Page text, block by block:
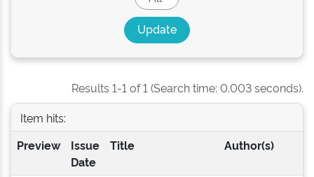
Results 1-1 of 1 (Search time: 0.003 seconds).
Item hits:
Preview
Issue
Date
Title Author(s)